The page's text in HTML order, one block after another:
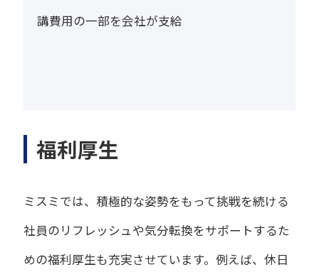
講費用の一部を会社が支給
福利厚生
ミスミでは、積極的な姿勢をもって挑戦を続ける
社員のリフレッシュや気分転換をサポートするた
めの福利厚生も充実させています。例えば、休日